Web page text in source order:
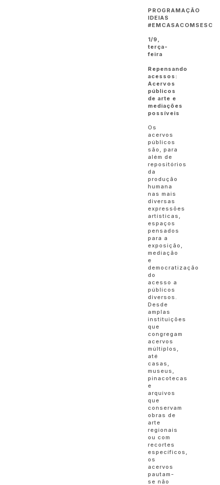
PROGRAMAÇÃO
IDEIAS
#EMCASACOMSESC
1/9,
terça-
feira
Repensando
acessos:
Acervos
públicos
de arte e
mediações
possíveis
Os
acervos
públicos
são, para
além de
repositórios
da
produção
humana
nas mais
diversas
expressões
artísticas,
espaços
pensados
para a
exposição,
mediação
e
democratização
do
acesso a
públicos
diversos.
Desde
amplas
instituições
que
congregam
acervos
múltiplos,
até
casas,
museus,
pinacotecas
e
arquivos
que
conservam
obras de
arte
regionais
ou com
recortes
específicos,
os
acervos
pautam-
se não